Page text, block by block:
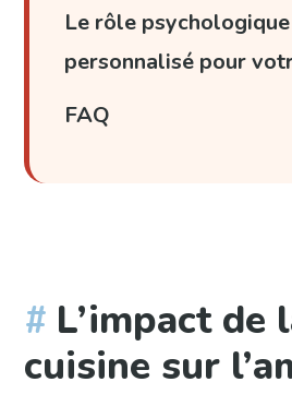
Le rôle
personnalisé pour
FAQ
L’impact de
cuisine sur